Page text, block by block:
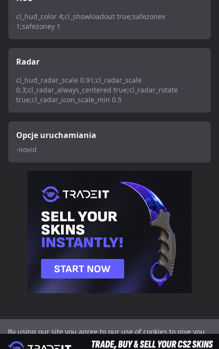
By using our site you agree to our use of cookies to give you
the best experience on our website.
Got it
cl_hud_color 4;cl_showloadout true;safezonex
1;safezoney 1
Radar
cl_hud_radar_scale 0.91;cl_radar_scale
0.3;cl_radar_always_centered true;cl_radar_rotate
true;cl_radar_icon_scale_min 0.5
Opcje uruchamiania
-novid
SETTINGS.GG
2025 |
CS2
Valorant
Crosshairs |
CS2
Players
CookiesPrywatność